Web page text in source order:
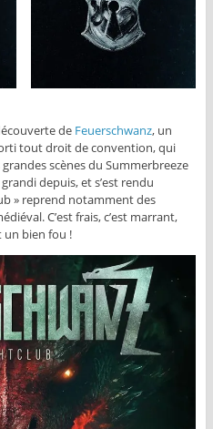
de Feuerschwanz, un
tout droit de convention, qui
scènes du Summerbreeze
depuis, et s’est rendu
» reprend notamment des
C’est frais, c’est marrant,
un bien fou !